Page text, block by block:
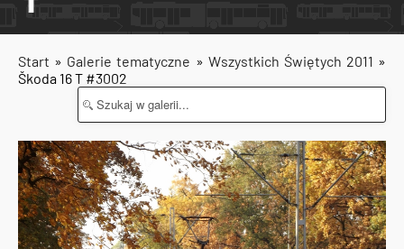
Start » Galerie tematyczne » Wszystkich Świętych 2011 »
Škoda 16 T #3002